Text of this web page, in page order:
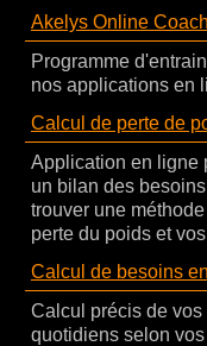
Akelys Online
Programme
nos applications en
Calcul de perte de
Application en ligne
un bilan des
trouver une
perte du poids et
Calcul de besoins
Calcul précis de
quotidiens selon